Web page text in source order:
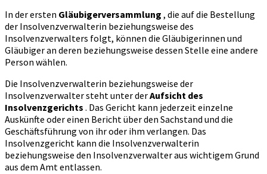
In der ersten Gläubigerversammlung , die auf die Bestellung
der Insolvenzverwalterin beziehungsweise des
Insolvenzverwalters folgt, können die Gläubigerinnen und
Gläubiger an deren beziehungsweise dessen Stelle eine andere
Person wählen.
Die Insolvenzverwalterin beziehungsweise der
Insolvenzverwalter steht unter derAufsicht des
Insolvenzgerichts . Das Gericht kann jederzeit einzelne
Auskünfte oder einen Bericht über den Sachstand und die
Geschäftsführung von ihr oder ihm verlangen. Das
Insolvenzgericht kann die Insolvenzverwalterin
beziehungsweise den Insolvenzverwalter aus wichtigem Grund
aus dem Amt entlassen.